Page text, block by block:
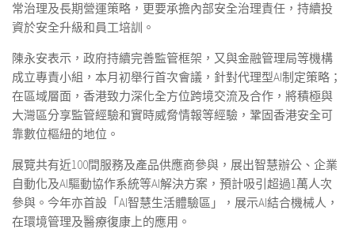
常治理及長期營運策略，更要承擔內部安全治理責任，持續投
資於安全升級和員工培訓。
陳永安表示，政府持續完善監管框架，又與金融管理局等機構
成立專責小組，本月初舉行首次會議，針對代理型AI制定策略；
在區域層面，香港致力深化全方位跨境交流及合作，將積極與
大灣區分享監管經驗和實時威脅情報等經驗，鞏固香港安全可
靠數位樞紐的地位。
展覽共有近100間服務及產品供應商參與，展出智慧辦公、企業
自動化及AI驅動協作系統等AI解決方案，預計吸引超過1萬人次
參與。今年亦首設「AI智慧生活體驗區」，展示AI結合機械人，
在環境管理及醫療復康上的應用。